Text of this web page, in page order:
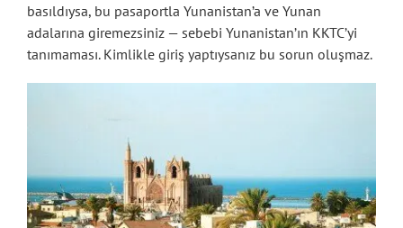
basıldıysa, bu pasaportla Yunanistan’a ve Yunan
adalarına giremezsiniz — sebebi Yunanistan’ın KKTC’yi
tanımaması. Kimlikle giriş yaptıysanız bu sorun oluşmaz.